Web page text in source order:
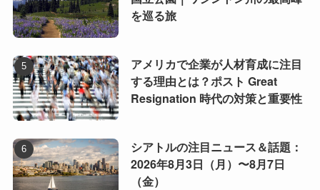
を巡る旅
アメリカで企業が人材育成に注目
する理由とは？ポスト Great
Resignation 時代の対策と重要性
シアトルの注目ニュース＆話題：
2026年8月3日（月）〜8月7日
（金）